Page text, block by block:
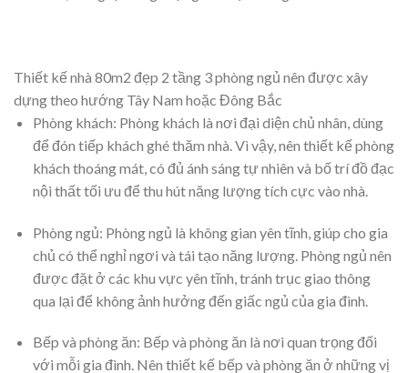
hướng của ngôi nhà. Thiết kế nhà 80m2 đẹp 2 tầng 3
phòng ngủ nên được xây dựng theo hướng Tây Nam hoặc
Đông Bắc để tận dụng tối đa ánh sáng mặt trời và gió tự
nhiên, mang lại năng lượng tích cực cho gia chủ.
Thiết kế nhà 80m2 đẹp 2 tầng 3 phòng ngủ nên được xây
dựng theo hướng Tây Nam hoặc Đông Bắc
Phòng khách: Phòng khách là nơi đại diện chủ nhân, dùng
để đón tiếp khách ghé thăm nhà. Vì vậy, nên thiết kế phòng
nội thất tối ưu để thu hút năng lượng tích cực vào nhà.